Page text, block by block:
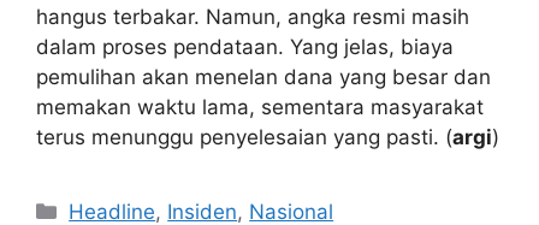
hangus terbakar. Namun, angka resmi masih
dalam proses pendataan. Yang jelas, biaya
pemulihan akan menelan dana yang besar dan
memakan waktu lama, sementara masyarakat
terus menunggu penyelesaian yang pasti. (argi)
Kategori
Headline, Insiden, Nasional